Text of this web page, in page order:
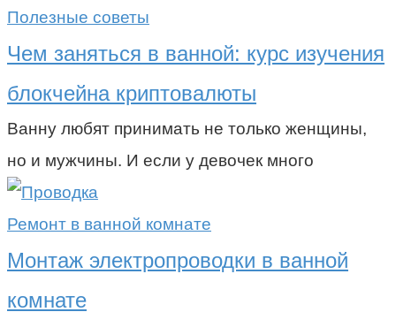
Полезные советы
Чем заняться в ванной: курс изучения
блокчейна криптовалюты
Ванну любят принимать не только женщины,
но и мужчины. И если у девочек много
Ремонт в ванной комнате
Монтаж электропроводки в ванной
комнате